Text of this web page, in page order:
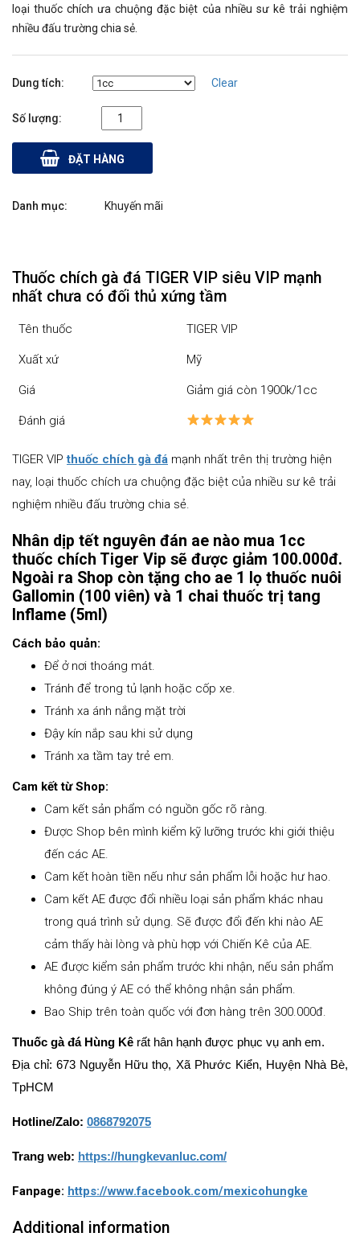
loại thuốc chích ưa chuộng đặc biệt của nhiều sư kê trải nghiệm
nhiều đấu trường chia sẻ.
Dung tích Clear
[1cc Tiger
Vip] - Tặng
Gallomin
1 chai thuốc
trị tang
ĐẶT HÀNG
Danh mục: Khuyến mãi
Thuốc chích gà đá TIGER VIP siêu VIP mạnh
nhất chưa có đối thủ xứng tầm
Tên thuốc TIGER VIP
Xuất xứ Mỹ
Giá Giảm giá còn 1900k/1cc
Đánh giá
TIGER VIPthuốc chích gà đá mạnh nhất trên thị trường hiện
nay, loại thuốc chích ưa chuộng đặc biệt của nhiều sư kê trải
nghiệm nhiều đấu trường chia sẻ.
Nhân dịp tết nguyên đán ae nào mua 1cc
thuốc chích Tiger Vip sẽ được giảm 100.000đ.
Ngoài ra Shop còn tặng cho ae 1 lọ thuốc nuôi
Gallomin (100 viên) và 1 chai thuốc trị tang
Inflame (5ml)
Cách bảo quản:
Để ở nơi thoáng mát.
Tránh để trong tủ lạnh hoặc cốp xe.
Tránh xa ánh nắng mặt trời
Đậy kín nắp sau khi sử dụng
Tránh xa tầm tay trẻ em.
Cam kết từ Shop:
Cam kết sản phẩm có nguồn gốc rõ ràng.
Được Shop bên mình kiểm kỹ lưỡng trước khi giới thiệu
đến các AE.
Cam kết hoàn tiền nếu như sản phẩm lỗi hoặc hư hao.
Cam kết AE được đổi nhiều loại sản phẩm khác nhau
trong quá trình sử dụng. Sẽ được đổi đến khi nào AE
cảm thấy hài lòng và phù hợp với Chiến Kê của AE.
AE được kiểm sản phẩm trước khi nhận, nếu sản phẩm
không đúng ý AE có thể không nhận sản phẩm.
Bao Ship trên toàn quốc với đơn hàng trên 300.000đ.
Thuốc gà đá Hùng Kê rất hân hạnh được phục vụ anh em.
Địa chỉ: 673 Nguyễn Hữu thọ, Xã Phước Kiển, Huyện Nhà Bè,
TpHCM
Hotline/Zalo: 0868792075
Trang web: https://hungkevanluc.com/
Fanpage: https://www.facebook.com/mexicohungke
Additional information